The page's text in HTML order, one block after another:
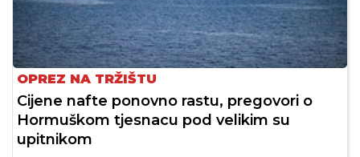
OPREZ NA TRŽIŠTU
Cijene nafte ponovno rastu, pregovori o
Hormuškom tjesnacu pod velikim su
upitnikom